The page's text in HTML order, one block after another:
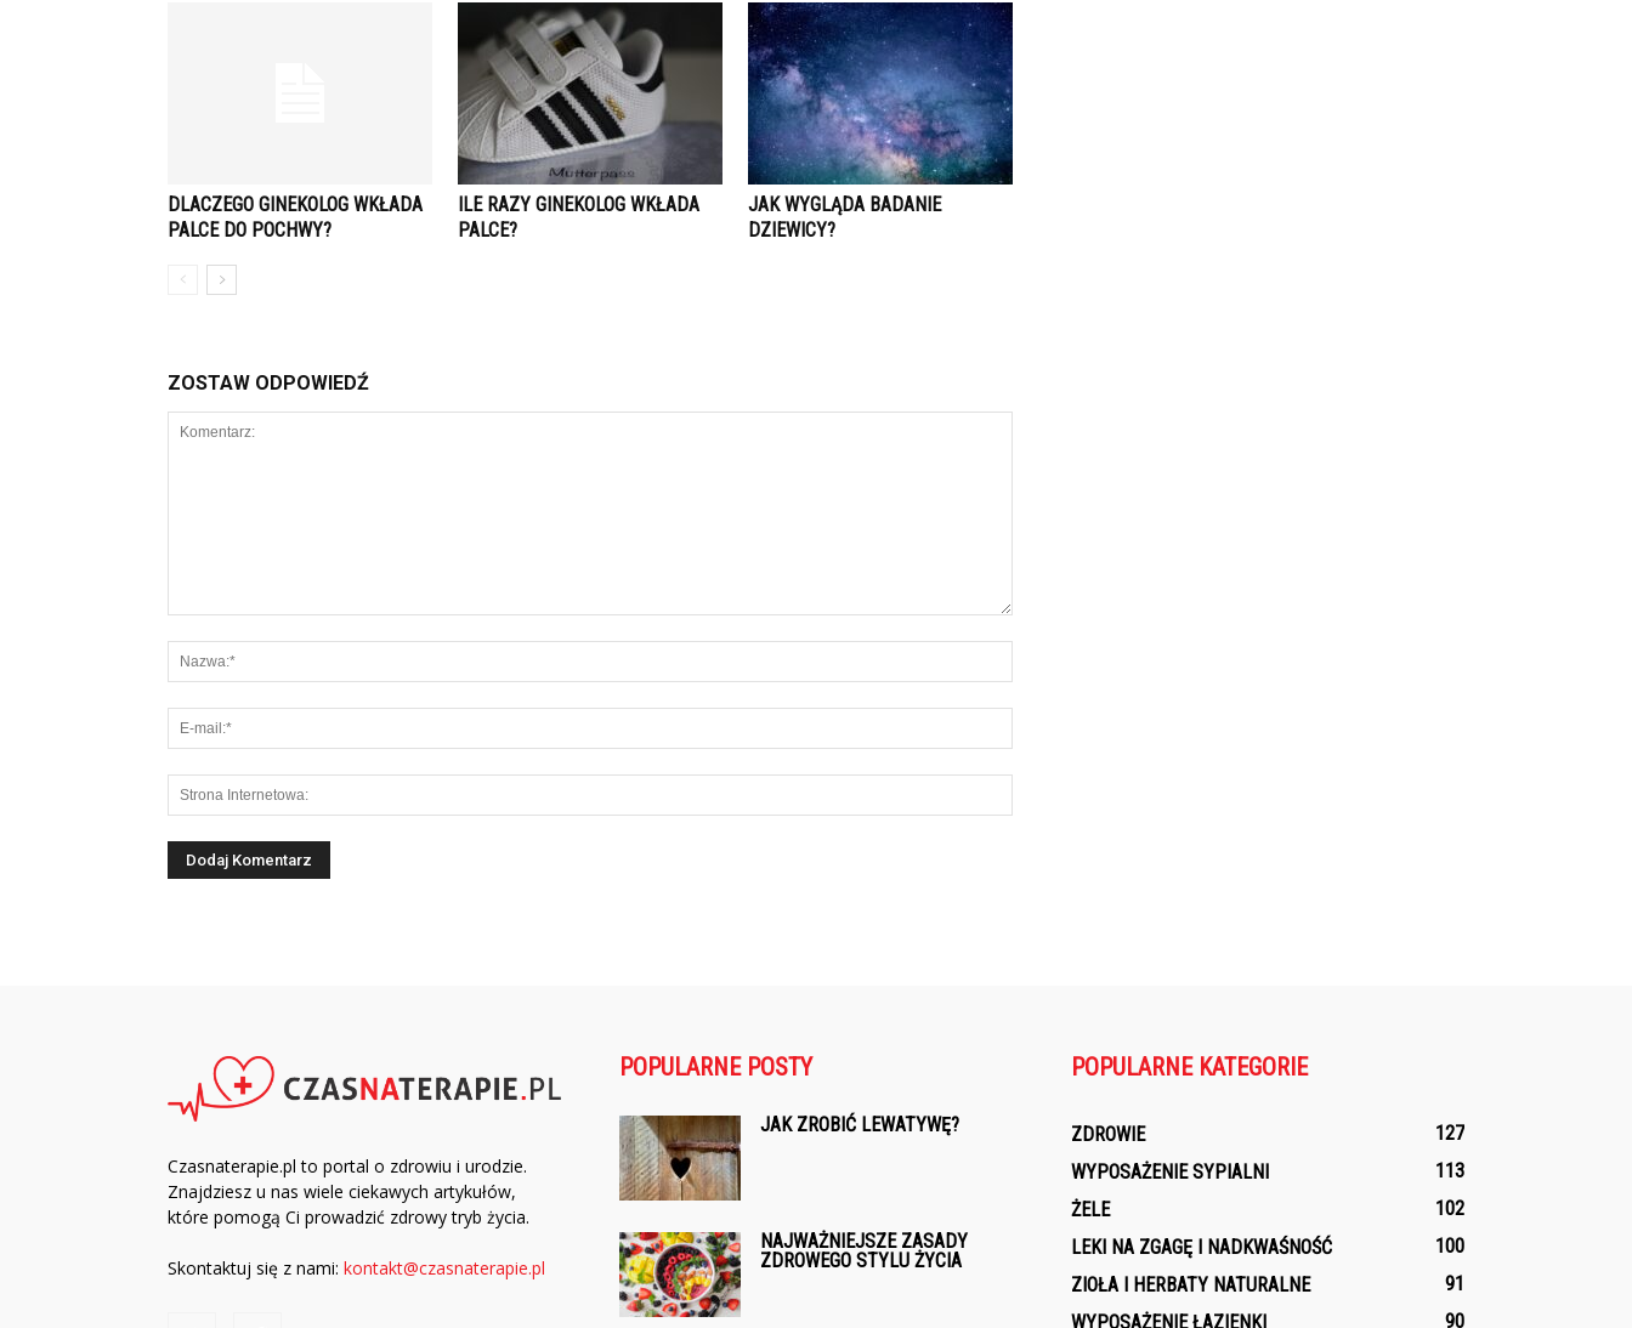
DLACZEGO GINEKOLOG WKŁADA
PALCE DO POCHWY?
ILE RAZY GINEKOLOG WKŁADA
PALCE?
JAK WYGLĄDA BADANIE
DZIEWICY?
ZOSTAW ODPOWIEDŹ
Czasnaterapie.pl to portal o zdrowiu i urodzie.
Znajdziesz u nas wiele ciekawych artykułów,
które pomogą Ci prowadzić zdrowy tryb życia.
Skontaktuj się z nami: kontakt@czasnaterapie.pl
POPULARNE POSTY
JAK ZROBIĆ LEWATYWĘ?
NAJWAŻNIEJSZE ZASADY
ZDROWEGO STYLU ŻYCIA
POPULARNE KATEGORIE
ZDROWIE
127
WYPOSAŻENIE SYPIALNI
113
ŻELE
102
LEKI NA ZGAGĘ I NADKWAŚNOŚĆ
100
ZIOŁA I HERBATY NATURALNE
91
WYPOSAŻENIE ŁAZIENKI
90